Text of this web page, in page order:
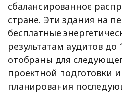
сбалансированное
стране. Эти здания на
бесплатные
результатам аудитов до
отобраны для
проектной подготовки и
планирования